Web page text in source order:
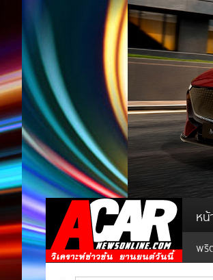
ห
พริ